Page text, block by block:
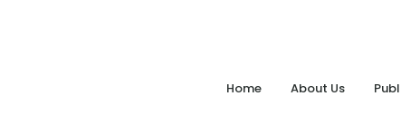
Home About Us